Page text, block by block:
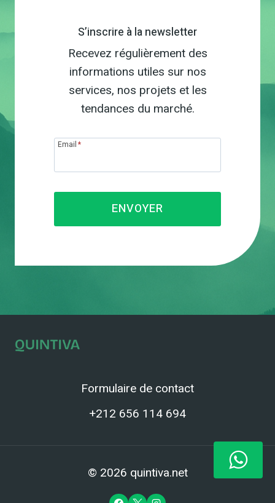
S’inscrire à la newsletter
Recevez régulièrement des
informations utiles sur nos
services, nos projets et les
tendances du marché.
Email *
ENVOYER
Formulaire de contact
+212 656 114 694
© 2026 quintiva.net